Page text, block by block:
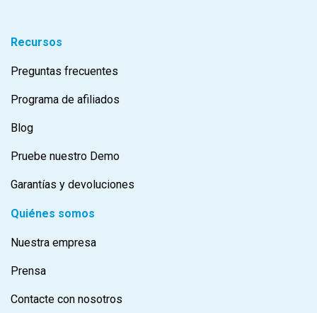
Recursos
Preguntas frecuentes
Programa de afiliados
Blog
Pruebe nuestro Demo
Garantías y devoluciones
Quiénes somos
Nuestra empresa
Prensa
Contacte con nosotros